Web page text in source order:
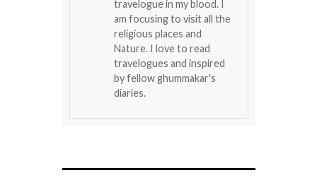
travelogue in my blood. I
am focusing to visit all the
religious places and
Nature. I love to read
travelogues and inspired
by fellow ghummakar's
diaries.